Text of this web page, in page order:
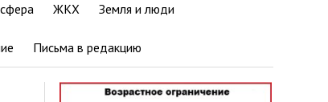
ЖКХ Земля и люди
Письма в редакцию